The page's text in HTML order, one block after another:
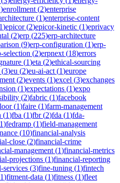
)enrollment (2)enterprise
(1)enterprise-content
1)epicor(2)epicor-kinetic (1)eprivacy
(2)erp (225)erp-architecture
(9)erp-configuration (1)erp-
selection (2)erpnext (18)errors
(1)eta (2)ethical-sourcing
(3)eu (2)eu-ai-act (1)europe
(2)events (1)excel (3)exchanges
(1)expectations (1)expo
(2)fabric (1)facebook
(1)faire (1)farm-management
(1)fba (1)fbr(2)fda (1)fda-
1)fedramp (1)field-management
(10)financial-analysis
close (2)financial-crime
management (1)financial-metrics
projections (1)financial-reporting
services (3)fine-tuning (1)fintech
1)fitment-data (1)fitness (1)fleet